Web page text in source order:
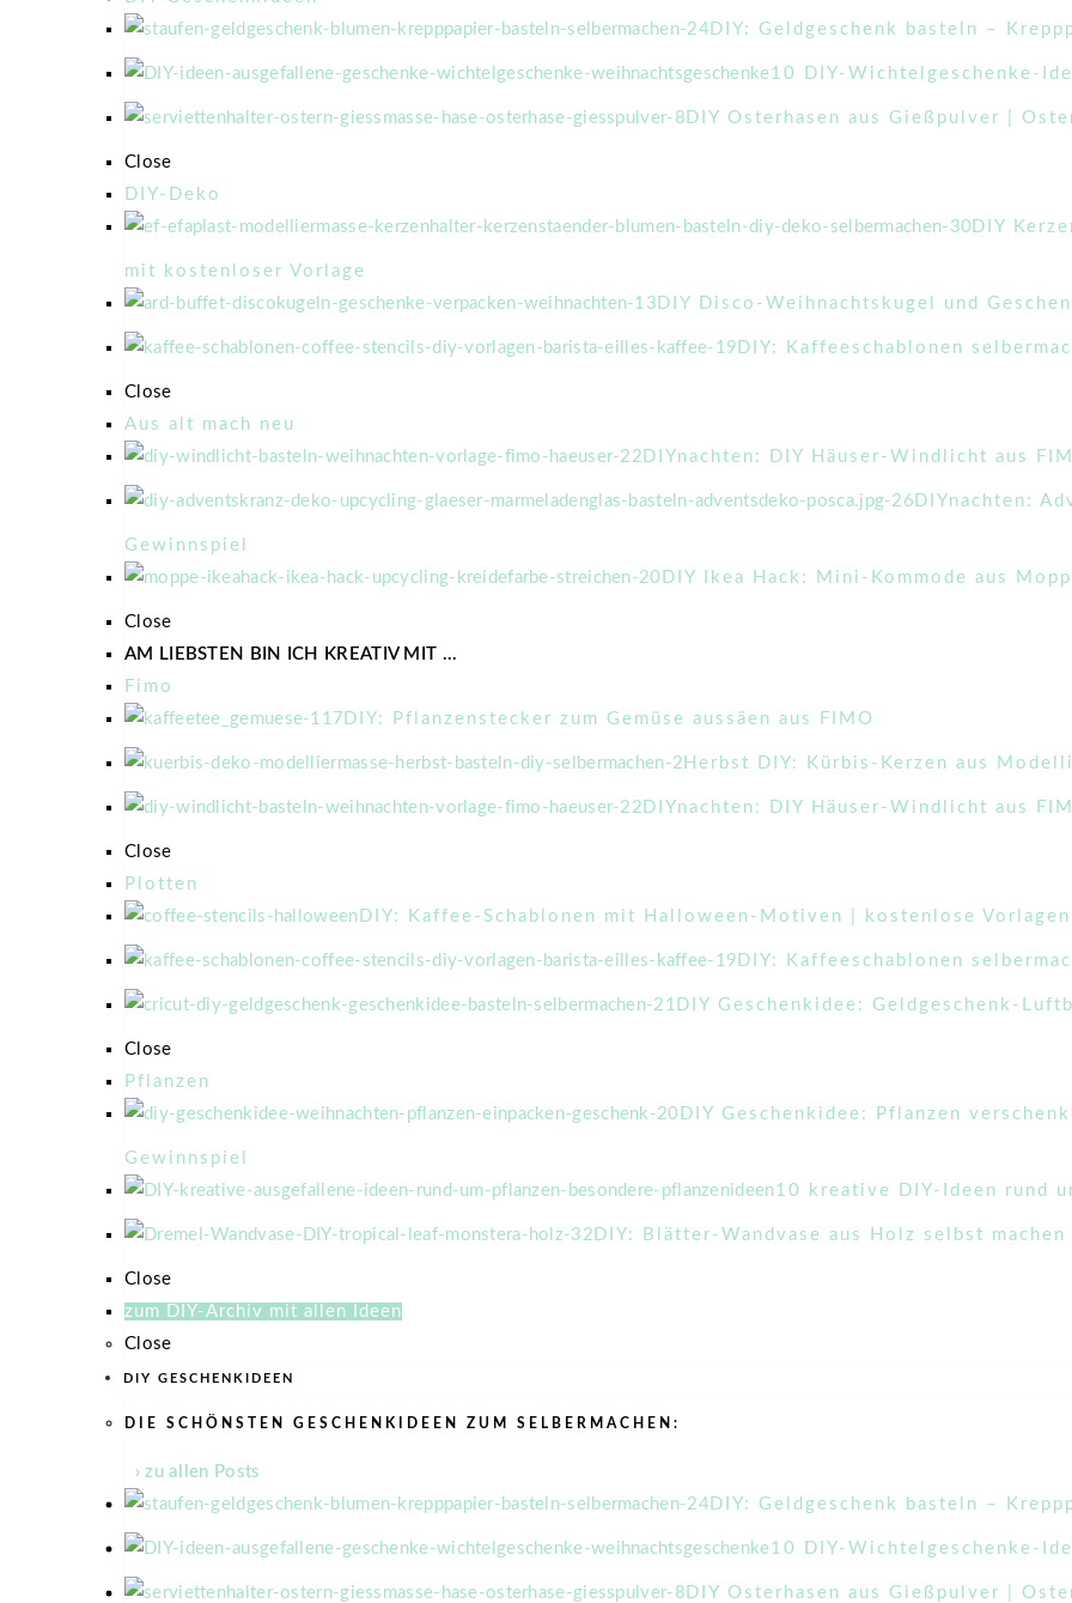
DIY: Geldgeschenk basteln –
10 DIY-Wichtelgeschenke-
DIY Osterhasen aus Gießpulver |
Close
DIY-Deko
DIY
mit kostenloser Vorlage
DIY Disco-Weihnachtskugel und
DIY: Kaffeeschablonen
Close
Aus alt mach neu
DIYnachten: DIY Häuser-Windlicht aus
DIYnachten:
Gewinnspiel
DIY Ikea Hack: Mini-Kommode aus
Close
AM LIEBSTEN BIN ICH KREATIV MIT ...
Fimo
DIY: Pflanzenstecker zum Gemüse aussäen aus FIMO
Herbst DIY: Kürbis-Kerzen aus
DIYnachten: DIY Häuser-Windlicht aus
Close
Plotten
DIY: Kaffee-Schablonen mit Halloween-Motiven | kostenlose Vorlagen
DIY: Kaffeeschablonen
DIY Geschenkidee: Geldgeschenk-
Close
Pflanzen
DIY Geschenkidee: Pflanzen
Gewinnspiel
10 kreative DIY-Ideen rund
DIY: Blätter-Wandvase aus Holz selbst machen
Close
zum DIY-Archiv mit allen Ideen
Close
DIY GESCHENKIDEEN
DIE SCHÖNSTEN GESCHENKIDEEN ZUM SELBERMACHEN:
› zu allen Posts
DIY: Geldgeschenk basteln –
10 DIY-Wichtelgeschenke-
DIY Osterhasen aus Gießpulver |